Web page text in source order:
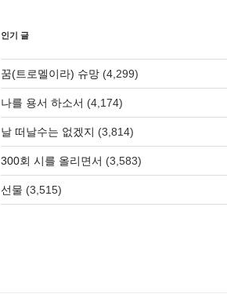
인기 글
꿈(트로멜이라) 슈망 (4,299)
나를 용서 하소서 (4,174)
날 떠날수는 없겠지 (3,814)
300회 시를 올리면서 (3,583)
선물 (3,515)